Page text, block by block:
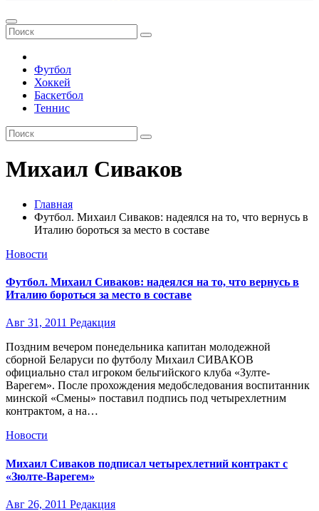
Футбол
Хоккей
Баскетбол
Теннис
Михаил Сиваков
Главная
Футбол. Михаил Сиваков: надеялся на то, что вернусь в
Италию бороться за место в составе
Новости
Футбол. Михаил Сиваков: надеялся на то, что вернусь в
Италию бороться за место в составе
Авг 31, 2011 Редакция
Поздним вечером понедельника капитан молодежной
сборной Беларуси по футболу Михаил СИВАКОВ
официально стал игроком бельгийского клуба «Зулте-
Варегем». После прохождения медобследования воспитанник
минской «Смены» поставил подпись под четырехлетним
контрактом, а на…
Новости
Михаил Сиваков подписал четырехлетний контракт с
«Зюлте-Варегем»
Авг 26, 2011 Редакция